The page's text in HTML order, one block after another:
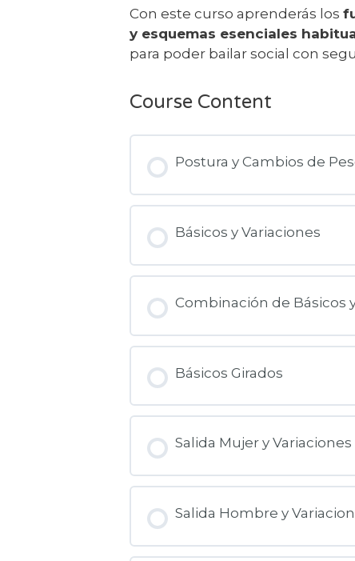
Con este curso aprenderás los
y esquemas esenciales
para poder bailar social con
Course Content
Postura y Cambios de
Básicos y Variaciones
Combinación de Básicos
Básicos Girados
Salida Mujer y Variaciones
Salida Hombre y